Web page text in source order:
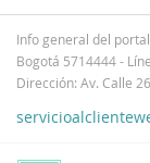
Info general del
Bogotá 5714444 -
Dirección: Av. Calle